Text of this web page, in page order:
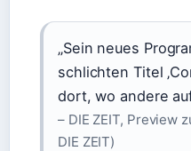
„Sein neues
schlichten Titel
dort, wo andere
– DIE ZEIT, Preview
DIE ZEIT)